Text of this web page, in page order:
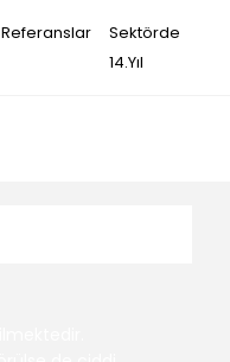
Referanslar
Sektörde
14.Yıl